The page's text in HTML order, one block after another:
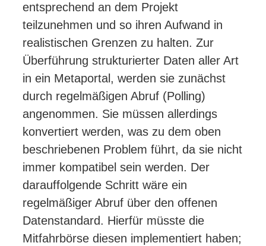
entsprechend an dem Projekt
teilzunehmen und so ihren Aufwand in
realistischen Grenzen zu halten. Zur
Überführung strukturierter Daten aller Art
in ein Metaportal, werden sie zunächst
durch regelmäßigen Abruf (Polling)
angenommen. Sie müssen allerdings
konvertiert werden, was zu dem oben
beschriebenen Problem führt, da sie nicht
immer kompatibel sein werden. Der
darauffolgende Schritt wäre ein
regelmäßiger Abruf über den offenen
Datenstandard. Hierfür müsste die
Mitfahrbörse diesen implementiert haben;